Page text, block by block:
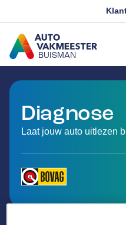
BUISMAN
GA NAAR DE
Diagnose
Laat jouw auto uitlezen